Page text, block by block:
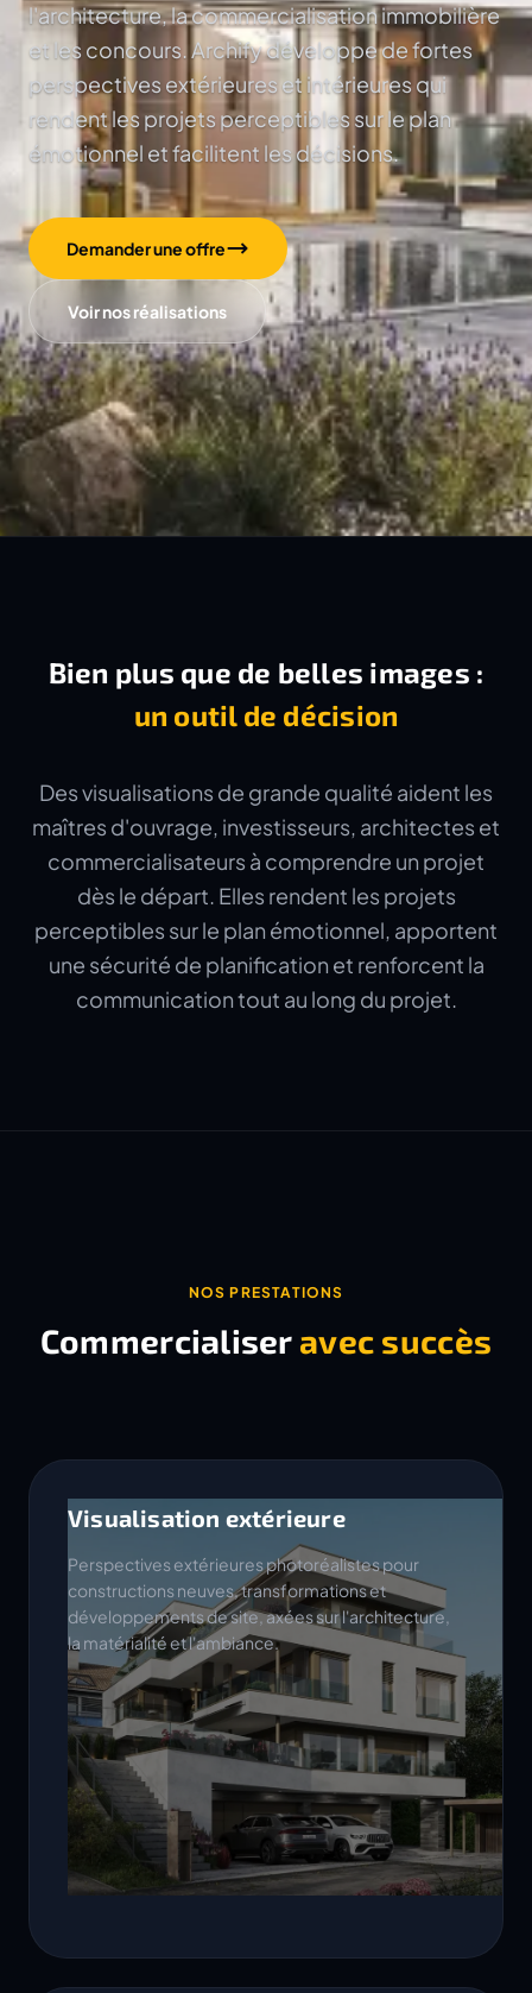
l'architecture, la commercialisation immobilière
et les concours. Archify développe de fortes
perspectives extérieures et intérieures qui
rendent les projets perceptibles sur le plan
émotionnel et facilitent les décisions.
Demander une offre
Voir nos réalisations
Bien plus que de belles images :
un outil de décision
Des visualisations de grande qualité aident les
maîtres d'ouvrage, investisseurs, architectes et
commercialisateurs à comprendre un projet
dès le départ. Elles rendent les projets
perceptibles sur le plan émotionnel, apportent
une sécurité de planification et renforcent la
communication tout au long du projet.
NOS PRESTATIONS
Commercialiser avec succès
Visualisation extérieure
Perspectives extérieures photoréalistes pour
constructions neuves, transformations et
développements de site, axées sur l'architecture,
la matérialité et l'ambiance.